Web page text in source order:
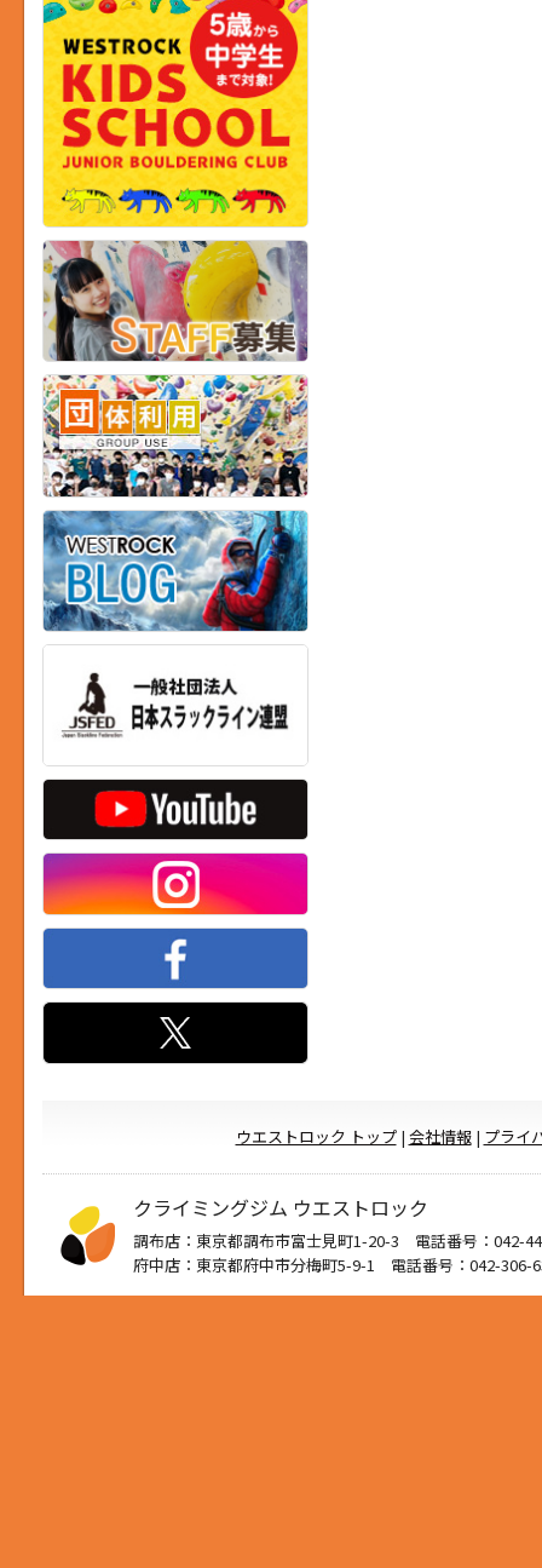
ウエストロック トップ| 会社情報| プライ
クライミングジム ウエストロック
調布店：東京都調布市富士見町1-20-3 電話番号：042-
府中店：東京都府中市分梅町5-9-1 電話番号：042-306-